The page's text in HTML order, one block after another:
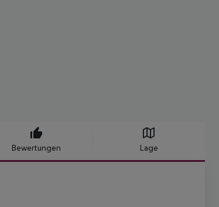
Bewertungen Lage